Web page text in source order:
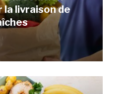
la livraison de